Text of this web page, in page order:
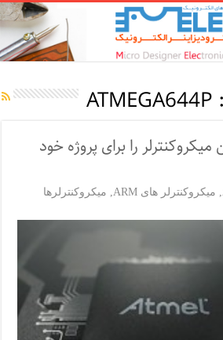
ATMEGA644P
را برای پروژه خود
میکروکنترلر های ARM
میکروکنترلرها